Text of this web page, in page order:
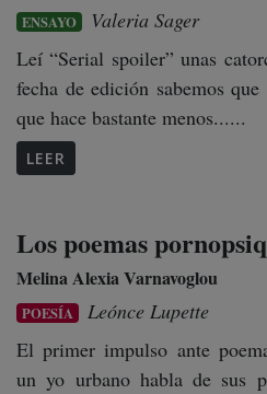
ENSAYO
Valeria Sager
Leí “Serial spoiler” unas
fecha de edición sabemos
que hace bastante menos......
LEER
Los poemas
Melina Alexia Varnavoglou
POESÍA
Leónce Lupette
El primer impulso ante
un yo urbano habla de sus